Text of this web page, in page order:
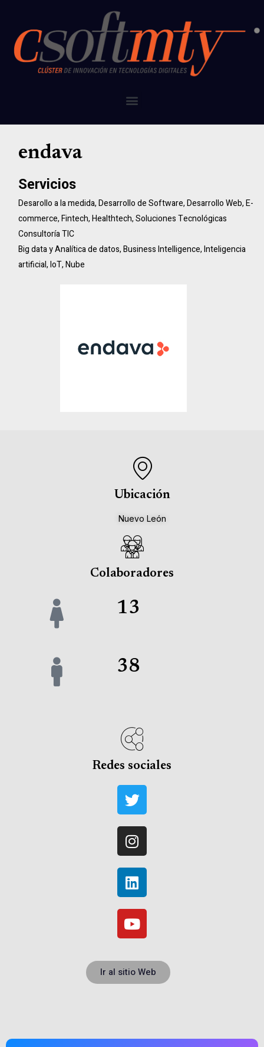
endava
Servicios
Desarollo a la medida,Desarrollo de Software,Desarrollo Web,E-
commerce,Fintech,Healthtech,Soluciones Tecnológicas
Consultoría TIC
Big data y Analítica de datos,Business Intelligence,Inteligencia
artificial,IoT,Nube
Ubicación
Nuevo León
Colaboradores
13
38
Redes sociales
Ir al sitio Web